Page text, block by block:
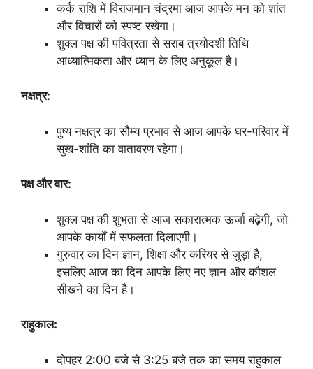
कर्क राशि में विराजमान चंद्रमा आज आपके मन को शांत
और विचारों को स्पष्ट रखेगा।
शुक्ल पक्ष की पवित्रता से सराब त्रयोदशी तिथि
आध्यात्मिकता और ध्यान के लिए अनुकूल है।
नक्षत्र:
पुष्य नक्षत्र का सौम्य प्रभाव से आज आपके घर-परिवार में
सुख-शांति का वातावरण रहेगा।
पक्ष और वार:
शुक्ल पक्ष की शुभता से आज सकारात्मक ऊर्जा बढ़ेगी, जो
आपके कार्यों में सफलता दिलाएगी।
गुरुवार का दिन ज्ञान, शिक्षा और करियर से जुड़ा है,
इसलिए आज का दिन आपके लिए नए ज्ञान और कौशल
सीखने का दिन है।
राहुकाल:
दोपहर 2:00 बजे से 3:25 बजे तक का समय राहुकाल